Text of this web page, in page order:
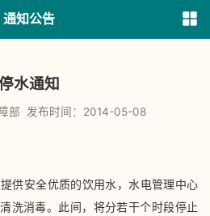
通知公告
水通知
部 发布时间：2014-05-08
供安全优质的饮用水，水电管理中心
洗消毒。此间，将分若干个时段停止